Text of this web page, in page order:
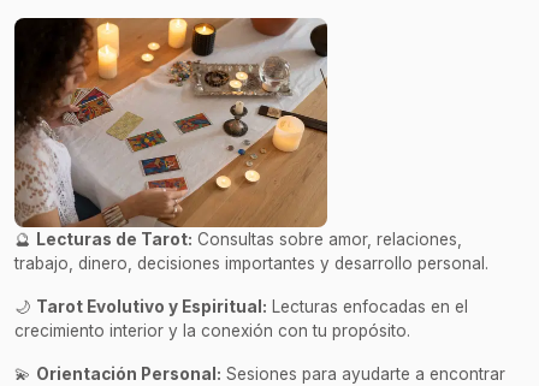
🔮 Lecturas de Tarot: Consultas sobre amor, relaciones,
trabajo, dinero, decisiones importantes y desarrollo personal.
🌙 Tarot Evolutivo y Espiritual: Lecturas enfocadas en el
crecimiento interior y la conexión con tu propósito.
💫 Orientación Personal: Sesiones para ayudarte a encontrar